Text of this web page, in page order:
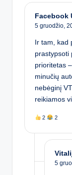
Facebook
5 gruodžio,
Ir tam,
prastypsoti
prioritetas
minučių
nebėginį
reikiamos
2 2
5